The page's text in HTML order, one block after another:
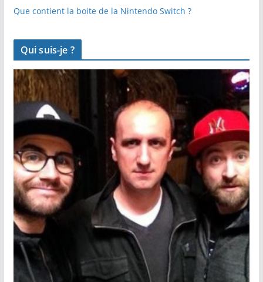
Que contient la boite de la Nintendo Switch ?
Qui suis-je ?